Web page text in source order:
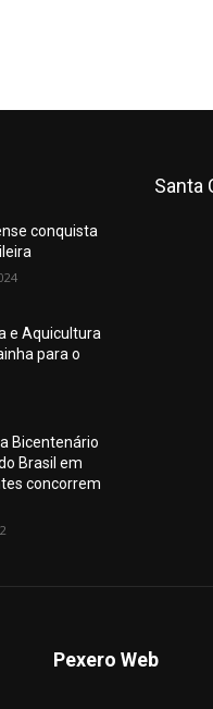
conquista
e Aquicultura
para o
Bicentenário
Brasil em
concorrem
Santa
Pexero Web